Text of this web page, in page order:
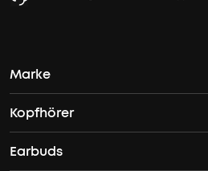
Marke
soundcores Geschichte
Wo finde ich soundcore?
Kopfhörer
Bluetooth Kopfhörer
Earbuds